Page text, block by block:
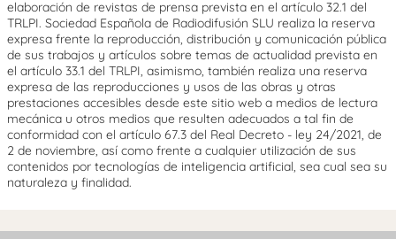
elaboración de revistas de prensa prevista en el artículo 32.1 del
TRLPI. Sociedad Española de Radiodifusión SLU realiza la reserva
expresa frente la reproducción, distribución y comunicación pública
de sus trabajos y artículos sobre temas de actualidad prevista en
el artículo 33.1 del TRLPI, asimismo, también realiza una reserva
expresa de las reproducciones y usos de las obras y otras
prestaciones accesibles desde este sitio web a medios de lectura
mecánica u otros medios que resulten adecuados a tal fin de
conformidad con el artículo 67.3 del Real Decreto - ley 24/2021, de
2 de noviembre, así como frente a cualquier utilización de sus
contenidos por tecnologías de inteligencia artificial, sea cual sea su
naturaleza y finalidad.